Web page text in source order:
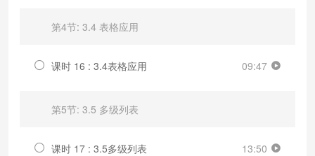
第4节: 3.4 表格应用
课时 16 : 3.4表格应用 09:47
第5节: 3.5 多级列表
课时 17 : 3.5多级列表 13:50